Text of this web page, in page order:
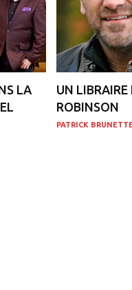
LA
UN
ROBINSON
PATRICK